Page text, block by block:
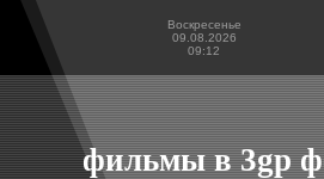
Воскресенье
09.08.2026
09:12
фильмы в 3gp